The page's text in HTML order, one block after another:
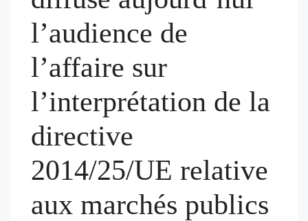
l’audience de
l’affaire sur
l’interprétation de la
directive
2014/25/UE relative
aux marchés publics